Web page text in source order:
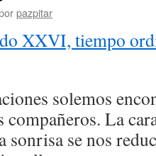
pazpitar
XXVI, tiempo
solemos
compañeros. La
se nos